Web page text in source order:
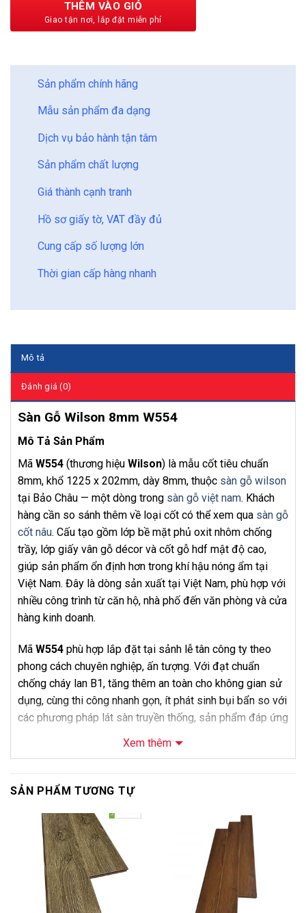
THÊM VÀO GIỎ
Sản phẩm chính hãng
Mẫu sản phẩm đa dạng
Dịch vụ bảo hành tận tâm
Sản phẩm chất lượng
Giá thành cạnh tranh
Hồ sơ giấy tờ, VAT đầy đủ
Cung cấp số lượng lớn
Thời gian cấp hàng nhanh
Mô tả
Đánh giá (0)
Sàn Gỗ Wilson 8mm W554
Mô Tả Sản Phẩm
Mã W554 (thương hiệu Wilson) là mẫu cốt tiêu chuẩn
8mm, khổ 1225 x 202mm, dày 8mm, thuộc sàn gỗ wilson
tại Bảo Châu — một dòng trong sàn gỗ việt nam. Khách
hàng cần so sánh thêm về loại cốt có thể xem qua sàn gỗ
cốt nâu. Cấu tạo gồm lớp bề mặt phủ oxit nhôm chống
trầy, lớp giấy vân gỗ décor và cốt gỗ hdf mật độ cao,
giúp sản phẩm ổn định hơn trong khí hậu nóng ẩm tại
Việt Nam. Đây là dòng sản xuất tại Việt Nam, phù hợp với
nhiều công trình từ căn hộ, nhà phố đến văn phòng và cửa
hàng kinh doanh.
Mã W554 phù hợp lắp đặt tại sảnh lễ tân công ty theo
phong cách chuyên nghiệp, ấn tượng. Với đạt chuẩn
chống cháy lan B1, tăng thêm an toàn cho không gian sử
dụng, cùng thi công nhanh gọn, ít phát sinh bụi bẩn so với
các phương pháp lát sàn truyền thống, sản phẩm đáp ứng
Về mặt bán hàng, so với dòng 12mm cốt xanh, mẫu 8mm
có giá dễ tiếp cận hơn, phù hợp khi ngân sách là ưu tiên
hàng đầu. MãW554
là lựa chọn được nhiều chủ nhà lựa
chọn khi tự thi công tại nhà, phù hợp cả khách mua lẻ lẫn
nhà thầu cần số lượng lớn. Khách hàng có thể mua vật tư
độc lập hoặc đăng ký dịch vụ khảo sát và thi công trọn
gói củaNội Thất Bảo Châu
Xem thêm
SẢN PHẨM TƯƠNG TỰ